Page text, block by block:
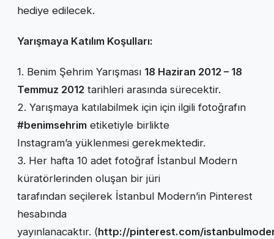
hediye edilecek.
Yarışmaya Katılım Koşulları:
1. Benim Şehrim Yarışması 18 Haziran 2012 – 18
Temmuz 2012 tarihleri arasında sürecektir.
2. Yarışmaya katılabilmek için için ilgili fotoğrafın
#benimsehrim etiketiyle birlikte
Instagram’a yüklenmesi gerekmektedir.
3. Her hafta 10 adet fotoğraf İstanbul Modern
küratörlerinden oluşan bir jüri
tarafından seçilerek İstanbul Modern’in Pinterest
hesabında
yayınlanacaktır. (http://pinterest.com/